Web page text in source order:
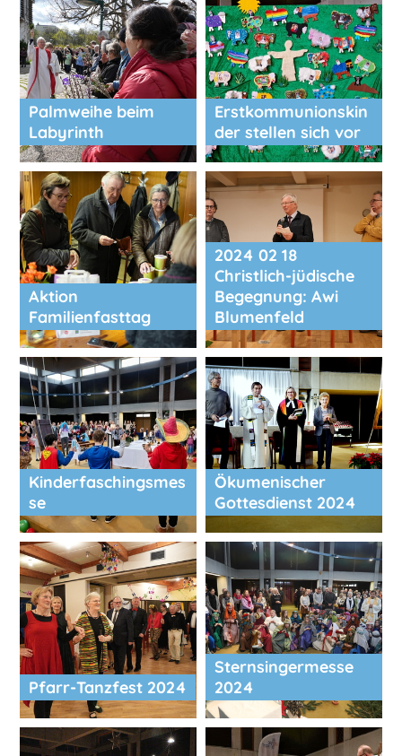
Palmweihe beim
Labyrinth
Erstkommunionskin
der stellen sich vor
Aktion
Familienfasttag
2024 02 18
Christlich-jüdische
Begegnung: Awi
Blumenfeld
Kinderfaschingsmes
se
Ökumenischer
Gottesdienst 2024
Pfarr-Tanzfest 2024
Sternsingermesse
2024